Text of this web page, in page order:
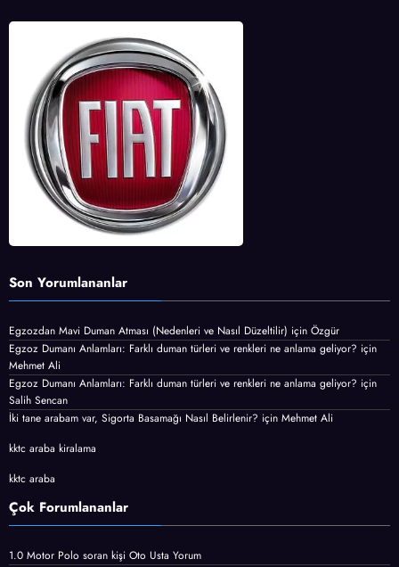
Son Yorumlananlar
Egzozdan Mavi Duman Atması (Nedenleri ve Nasıl Düzeltilir) için Özgür
Egzoz Dumanı Anlamları: Farklı duman türleri ve renkleri ne anlama geliyor? için
Mehmet Ali
Egzoz Dumanı Anlamları: Farklı duman türleri ve renkleri ne anlama geliyor? için
Salih Sencan
İki tane arabam var, Sigorta Basamağı Nasıl Belirlenir? için Mehmet Ali
kktc araba kiralama
kktc araba
Çok Forumlananlar
1.0 Motor Polo soran kişi Oto Usta Yorum